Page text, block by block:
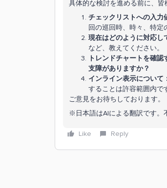
具体的な検討を進める前に、
チェックリストへの入力
回の巡回時、時々、特定
現在はどのように対応し
など、教えてください。
トレンドチャートを確
支障がありますか？
インライン表示について
することは許容範囲内で
ご意見をお待ちしております。
※日本語はAIによる翻訳です。
Like Reply